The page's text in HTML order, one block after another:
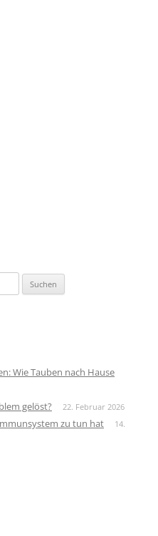
Wie Tauben nach Hause
gelöst? 22. Februar 2026
zu tun hat
14.